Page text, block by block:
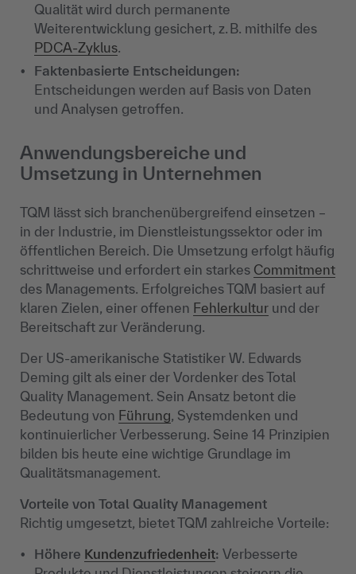
Qualität wird durch permanente
Weiterentwicklung gesichert, z. B. mithilfe des
PDCA-Zyklus.
Faktenbasierte Entscheidungen:
Entscheidungen werden auf Basis von Daten
und Analysen getroffen.
Anwendungsbereiche und
Umsetzung in Unternehmen
TQM lässt sich branchenübergreifend einsetzen –
in der Industrie, im Dienstleistungssektor oder im
öffentlichen Bereich. Die Umsetzung erfolgt häufig
schrittweise und erfordert ein starkes Commitment
des Managements. Erfolgreiches TQM basiert auf
klaren Zielen, einer offenen Fehlerkultur und der
Bereitschaft zur Veränderung.
Der US-amerikanische Statistiker W. Edwards
Deming gilt als einer der Vordenker des Total
Quality Management. Sein Ansatz betont die
Bedeutung von Führung, Systemdenken und
kontinuierlicher Verbesserung. Seine 14 Prinzipien
bilden bis heute eine wichtige Grundlage im
Qualitätsmanagement.
Vorteile von Total Quality Management
Richtig umgesetzt, bietet TQM zahlreiche Vorteile:
Höhere Kundenzufriedenheit: Verbesserte